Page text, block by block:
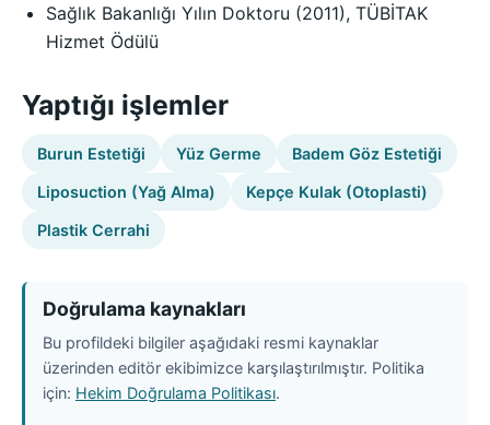
Sağlık Bakanlığı Yılın Doktoru (2011), TÜBİTAK
Hizmet Ödülü
Yaptığı işlemler
Burun Estetiği Yüz Germe Badem Göz Estetiği
Liposuction (Yağ Alma) Kepçe Kulak (Otoplasti)
Plastik Cerrahi
Doğrulama kaynakları
Bu profildeki bilgiler aşağıdaki resmi kaynaklar
üzerinden editör ekibimizce karşılaştırılmıştır. Politika
için: Hekim Doğrulama Politikası.